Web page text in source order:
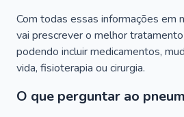
Com todas essas informações em
vai prescrever o melhor
podendo incluir medicamentos,
vida, fisioterapia ou cirurgia.
O que perguntar ao